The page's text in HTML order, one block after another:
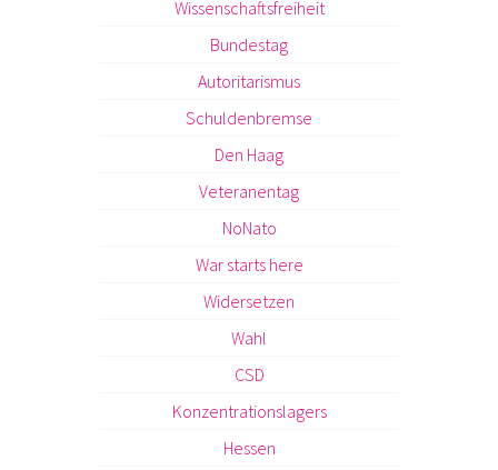
Wissenschaftsfreiheit
Bundestag
Autoritarismus
Schuldenbremse
Den Haag
Veteranentag
NoNato
War starts here
Widersetzen
Wahl
CSD
Konzentrationslagers
Hessen